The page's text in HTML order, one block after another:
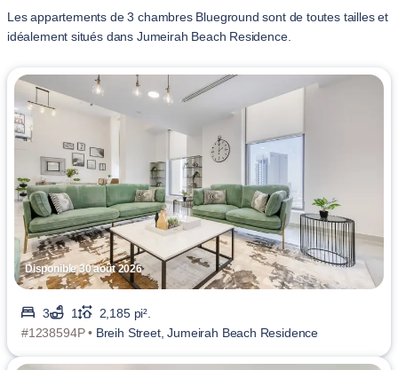
Les appartements de 3 chambres Blueground sont de toutes tailles et
idéalement situés dans Jumeirah Beach Residence.
Disponible 30 août 2026
3 1
2,185 pi².
#1238594P • Breih Street, Jumeirah Beach Residence